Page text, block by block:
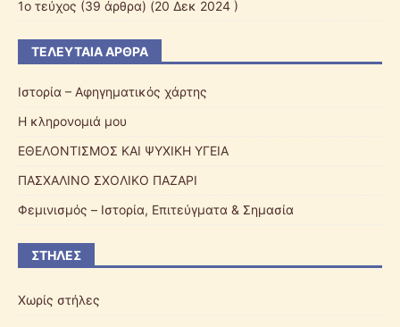
1ο τεύχος (39 άρθρα) (20 Δεκ 2024 )
ΤΕΛΕΥΤΑΊΑ ΆΡΘΡΑ
Ιστορία – Αφηγηματικός χάρτης
Η κληρονομιά μου
ΕΘΕΛΟΝΤΙΣΜΟΣ ΚΑΙ ΨΥΧΙΚΗ ΥΓΕΙΑ
ΠΑΣΧΑΛΙΝΟ ΣΧΟΛΙΚΟ ΠΑΖΑΡI
Φεμινισμός – Ιστορία, Επιτεύγματα & Σημασία
ΣΤΉΛΕΣ
Χωρίς στήλες